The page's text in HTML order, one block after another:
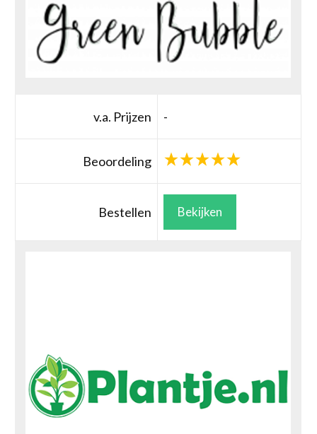
v.a. Prijzen -
Beoordeling
Bestellen Bekijken